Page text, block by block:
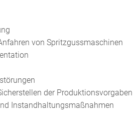
von Spritzgussmaschinen
der Produktionsvorgaben
Instandhaltungsmaßnahmen